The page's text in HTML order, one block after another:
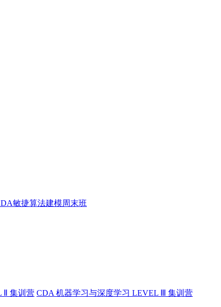
敏捷算法建模周末班
Ⅱ 集训营 CDA 机器学习与深度学习 LEVEL Ⅲ 集训营